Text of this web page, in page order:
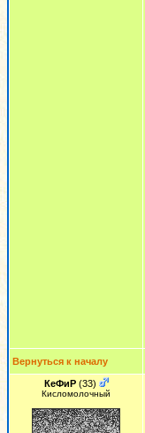
Вернуться к началу
КеФиР(33)
Кисломолочный